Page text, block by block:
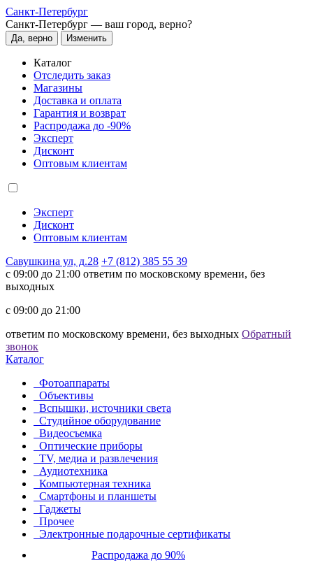
Санкт-Петербург
Санкт-Петербург — ваш город, верно?
Да, верно Изменить
Каталог
Отследить заказ
Магазины
Доставка и оплата
Гарантия и возврат
Распродажа до -90%
Эксперт
Дисконт
Оптовым клиентам
Эксперт
Дисконт
Оптовым клиентам
Савушкина ул, д.28 +7 (812) 385 55 39
c 09:00 до 21:00 ответим по московскому времени, без
выходных
c 09:00 до 21:00
ответим по московскому времени, без выходных Обратный
звонок
Каталог
Фотоаппараты
Объективы
Вспышки, источники света
Студийное оборудование
Видеосъемка
Оптические приборы
TV, медиа и развлечения
Аудиотехника
Компьютерная техника
Смартфоны и планшеты
Гаджеты
Прочее
Электронные подарочные сертификаты
Распродажа до 90%